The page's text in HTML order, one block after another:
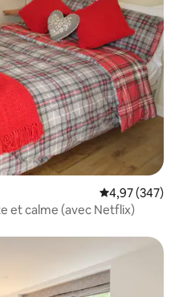
Évaluation
4,97 (347)
et calme (avec Netflix)